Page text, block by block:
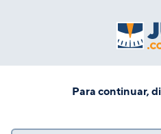
Para continuar,